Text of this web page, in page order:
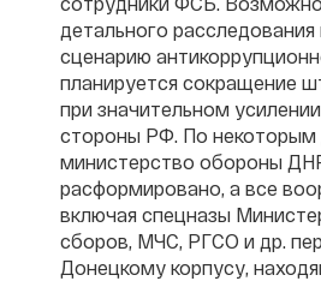
детального
сценарию
планируется сокращение
при значительном
стороны РФ. По некоторым
министерство обороны
расформировано, а все
включая спецназы
сборов, МЧС, РГСО и др.
Донецкому корпусу,